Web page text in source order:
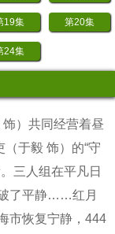
19集 第20集
24集
）共同经营着昼
于毅 饰）的“守
三人组在平凡日
了平静……红月
市恢复宁静，444